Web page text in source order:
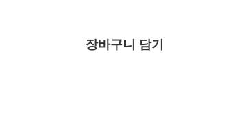
장바구니 담기